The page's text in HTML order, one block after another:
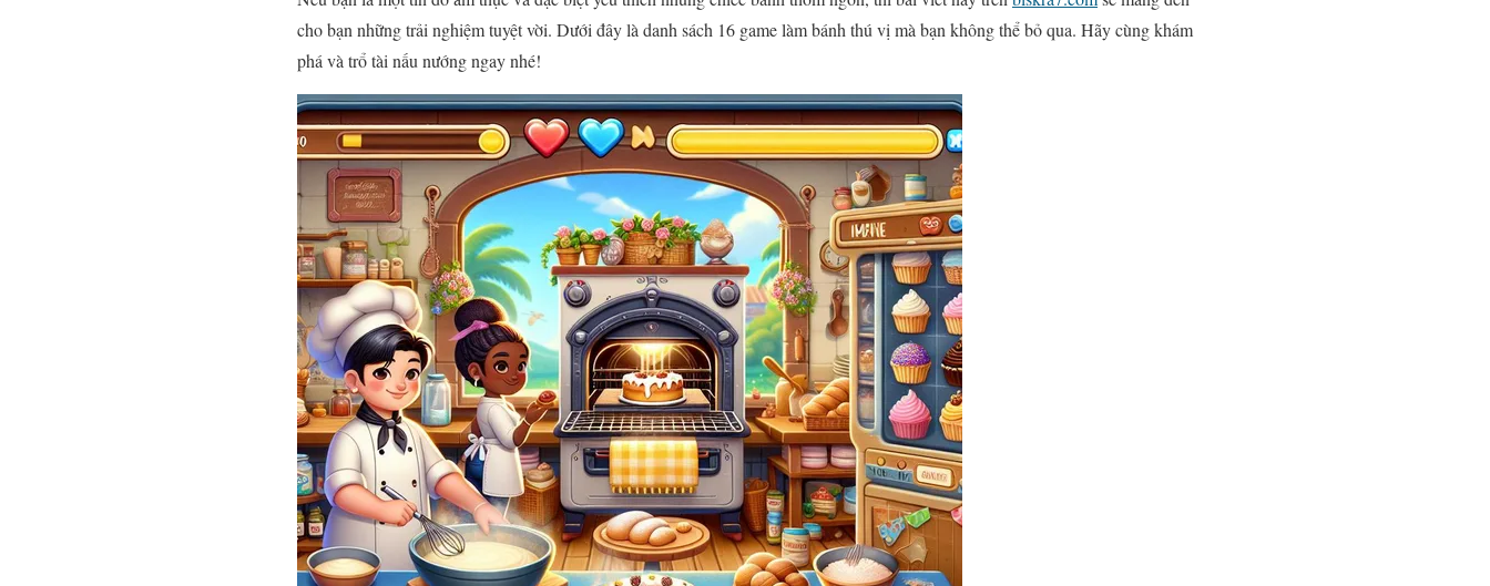
cho bạn những trải nghiệm tuyệt vời. Dưới đây là danh sách 16 game làm bánh thú vị mà bạn không thể bỏ qua. Hãy cùng khám
phá và trổ tài nấu nướng ngay nhé!